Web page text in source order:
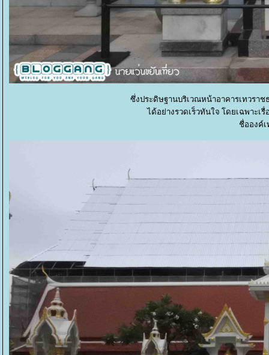
ซึ่งประดิษฐานบริเวณหน้าอาคารเทวราช
ได้อย่างรวดเร็วทันใจ โดยเฉพาะเ
ชื่อองค์